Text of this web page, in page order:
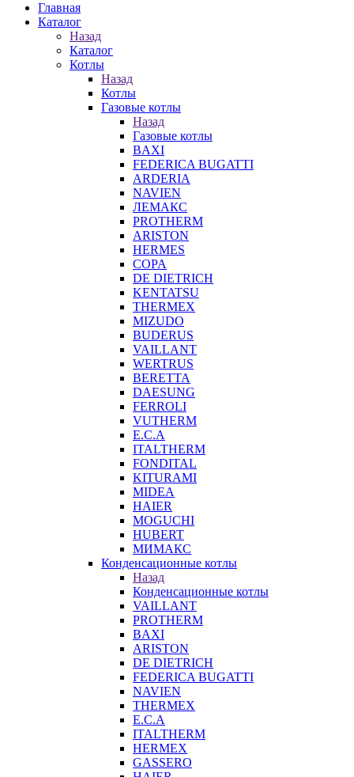
Главная
Каталог
Назад
Каталог
Котлы
Назад
Котлы
Газовые котлы
Назад
Газовые котлы
BAXI
FEDERICA BUGATTI
ARDERIA
NAVIEN
ЛЕМАКС
PROTHERM
ARISTON
HERMES
COPA
DE DIETRICH
KENTATSU
THERMEX
MIZUDO
BUDERUS
VAILLANT
WERTRUS
BERETTA
DAESUNG
FERROLI
VUTHERM
E.C.A
ITALTHERM
FONDITAL
KITURAMI
MIDEA
HAIER
MOGUCHI
HUBERT
МИМАКС
Конденсационные котлы
Назад
Конденсационные котлы
VAILLANT
PROTHERM
BAXI
ARISTON
DE DIETRICH
FEDERICA BUGATTI
NAVIEN
THERMEX
E.C.A
ITALTHERM
HERMEX
GASSERO